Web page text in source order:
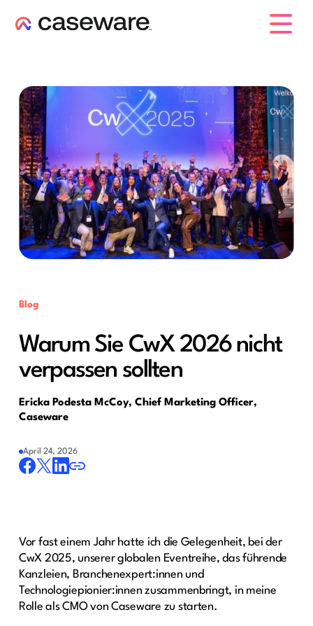
Blog
Warum Sie CwX 2026 nicht
verpassen sollten
Ericka Podesta McCoy, Chief Marketing Officer,
Caseware
April 24, 2026
Vor fast einem Jahr hatte ich die Gelegenheit, bei der
CwX 2025, unserer globalen Eventreihe, das führende
Kanzleien, Branchenexpert:innen und
Technologiepionier:innen zusammenbringt, in meine
Rolle als CMO von Caseware zu starten.